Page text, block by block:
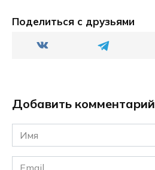
Поделиться с друзьями
Добавить комментарий
Имя
*
Email